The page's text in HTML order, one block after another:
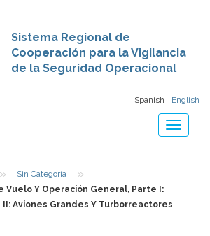
Sistema Regional de
Cooperación para la Vigilancia
de la Seguridad Operacional
Spanish English
Toggle
» Sin Categoría »
Vuelo Y Operación General, Parte I:
Aviones Grandes Y Turborreactores